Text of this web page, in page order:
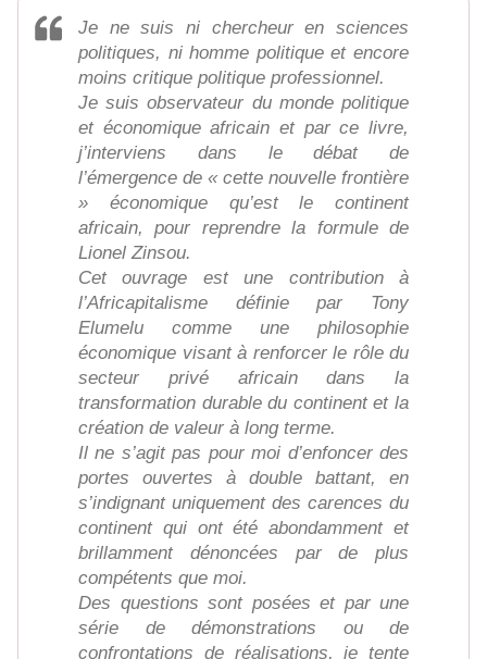
Je ne suis ni chercheur en sciences
politiques, ni homme politique et encore
moins critique politique professionnel.
Je suis observateur du monde politique
et économique africain et par ce livre,
j’interviens dans le débat de
l’émergence de « cette nouvelle frontière
» économique qu’est le continent
africain, pour reprendre la formule de
Lionel Zinsou.
Cet ouvrage est une contribution à
l’Africapitalisme définie par Tony
Elumelu comme une philosophie
économique visant à renforcer le rôle du
secteur privé africain dans la
transformation durable du continent et la
création de valeur à long terme.
Il ne s’agit pas pour moi d’enfoncer des
portes ouvertes à double battant, en
s’indignant uniquement des carences du
continent qui ont été abondamment et
brillamment dénoncées par de plus
compétents que moi.
Des questions sont posées et par une
série de démonstrations ou de
confrontations de réalisations, je tente